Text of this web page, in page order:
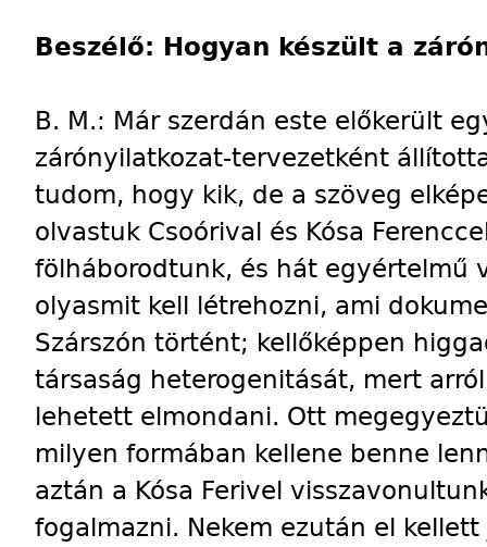
Beszélő: Hogyan készült a
B. M.: Már szerdán este előkerült
zárónyilatkozat-tervezetként
tudom, hogy kik, de a szöveg
olvastuk Csoórival és Kósa
fölháborodtunk, és hát egyértelmű
olyasmit kell létrehozni, ami
Szárszón történt; kellőképpen
társaság heterogenitását, mert
lehetett elmondani. Ott
milyen formában kellene benne
aztán a Kósa Ferivel
fogalmazni. Nekem ezután el